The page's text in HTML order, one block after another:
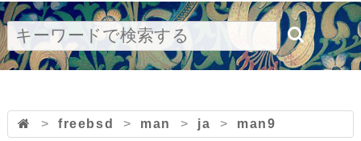
> freebsd > man > ja > man9